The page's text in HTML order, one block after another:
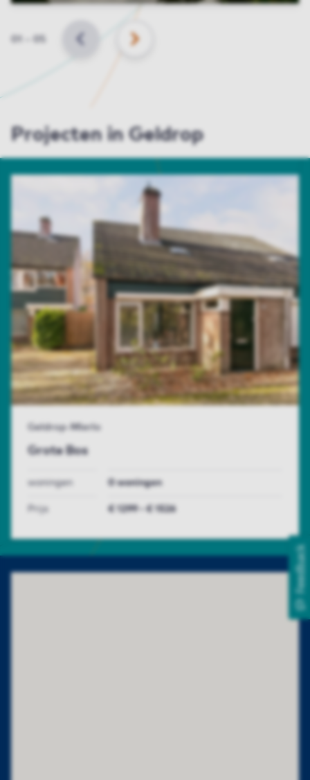
Slide
VORIGE VOLGENDE
Projecten in Geldrop
Grote Bos
Geldrop-Mierlo
woningen 0 woningen
Prijs € 1299 - € 1526
Feedback